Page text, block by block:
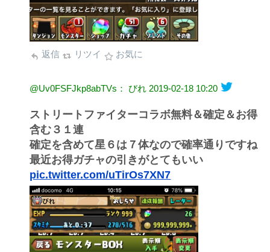
返信 リツイ お気に
@Uv0FSFJkp8abTVs： びれ 2019-02-18 10:20
ストリートファイターコラボ無料＆確定＆お得
含む３１連
確定を含めて星６は７体なので確率通りですね
最近お得ガチャの引きがとてもいい
pic.twitter.com/uTirOs7XN7